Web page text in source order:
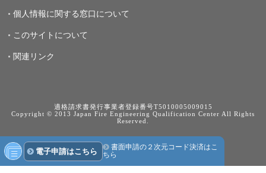
個人情報に関する窓口について
このサイトについて
関連リンク
適格請求書発行事業者登録番号T5010005009015
Copyright © 2013 Japan Fire Engineering Qualification Center All Rights
Reserved.
電子申請はこちら
書面申請の２次元コード決済はこ
ちら